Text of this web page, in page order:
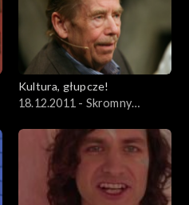
Kultura, głupcze!
18.12.2011 - Skromny
charakterze